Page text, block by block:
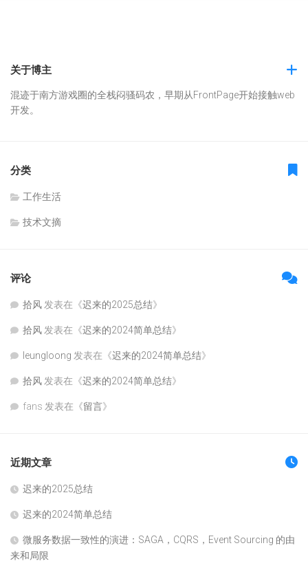
关于博主
混迹于南方游戏圈的全栈闷骚码农，早期从FrontPage开始接触web
开发。
分类
工作生活
技术文摘
评论
拾风 发表在《迟来的2025总结》
拾风 发表在《迟来的2024简单总结》
leungloong 发表在《迟来的2024简单总结》
拾风 发表在《迟来的2024简单总结》
fans 发表在《留言》
近期文章
迟来的2025总结
迟来的2024简单总结
微服务数据一致性的演进：SAGA，CQRS，Event Sourcing 的由
来和局限